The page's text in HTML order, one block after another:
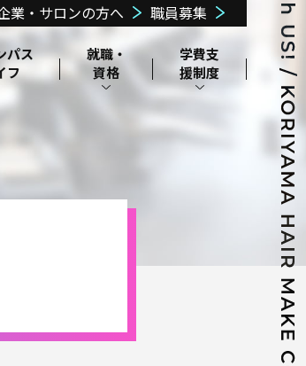
郡山美容協会に
パス
フ
就職・
資格
学費⽀
援制度
制度
業・サロンの方へ 職員募集